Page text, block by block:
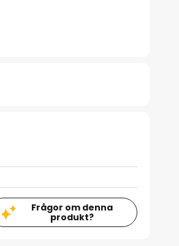
Frågor om denna
produkt?